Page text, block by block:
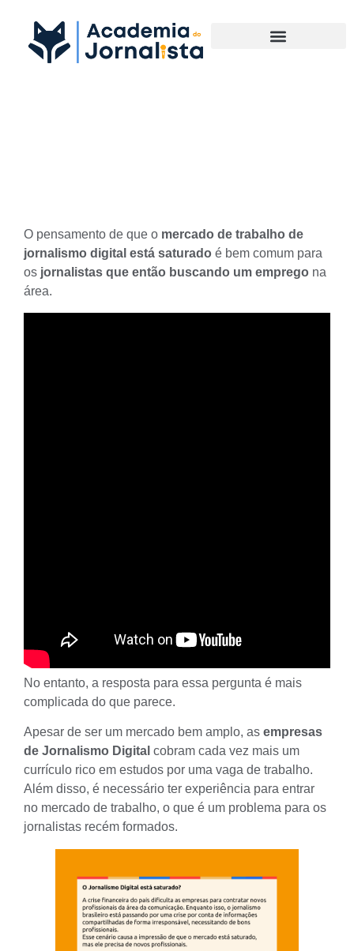
O pensamento de que o mercado de trabalho de
jornalismo digital está saturado é bem comum para
os jornalistas que então buscando um emprego na
área.
No entanto, a resposta para essa pergunta é mais
complicada do que parece.
Apesar de ser um mercado bem amplo, as empresas
de Jornalismo Digital cobram cada vez mais um
currículo rico em estudos por uma vaga de trabalho.
Além disso, é necessário ter experiência para entrar
no mercado de trabalho, o que é um problema para os
jornalistas recém formados.